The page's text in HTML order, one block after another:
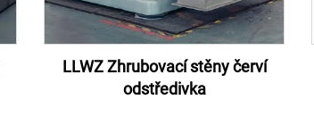
LLWZ Zhrubovací stěny červí
odstředivka